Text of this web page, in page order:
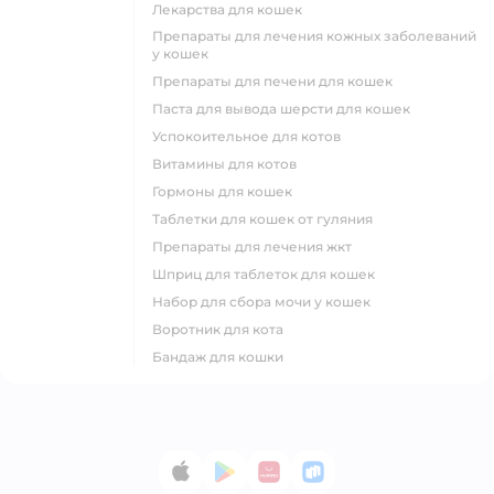
лекарства для кошек
препараты для лечения кожных заболеваний
у кошек
препараты для печени для кошек
паста для вывода шерсти для кошек
успокоительное для котов
витамины для котов
гормоны для кошек
таблетки для кошек от гуляния
препараты для лечения жкт
шприц для таблеток для кошек
набор для сбора мочи у кошек
воротник для кота
бандаж для кошки
App StoreGoogle Play
AppGallery
RuStore